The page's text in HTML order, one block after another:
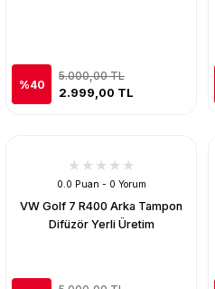
%40
5.000,00 TL
2.999,00 TL
0.0 Puan - 0 Yorum
VW Golf 7 R400 Arka Tampon
Difüzör Yerli Üretim